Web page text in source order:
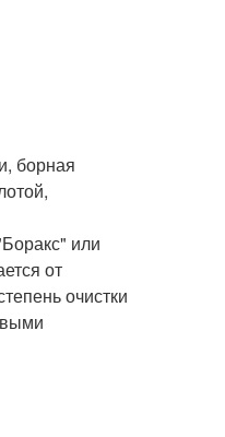
борная
или
от
очистки